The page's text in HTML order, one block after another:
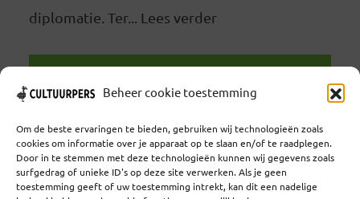
Beheer cookie toestemming
Om de beste ervaringen te bieden, gebruiken wij technologieën zoals
cookies om informatie over je apparaat op te slaan en/of te raadplegen.
Door in te stemmen met deze technologieën kunnen wij gegevens zoals
surfgedrag of unieke ID's op deze site verwerken. Als je geen
toestemming geeft of uw toestemming intrekt, kan dit een nadelige
diplomatie. Ter... Lees verder
Coöperatief Cultureel Persbureau U.A. | Salzburg 29 |